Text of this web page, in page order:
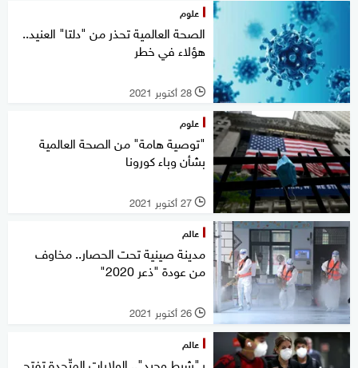
علوم
الصحة العالمية تحذر من "دلتا" العنيد..
هؤلاء في خطر
l 28 أكتوبر 2021
علوم
"توصية هامة" من الصحة العالمية
بشأن وباء كورونا
l 27 أكتوبر 2021
عالم
مدينة صينية تحت الحصار.. مخاوف
من عودة "ذعر 2020"
l 26 أكتوبر 2021
عالم
بـ"شرط وحيد".. الولايات المتّحدة تفتح